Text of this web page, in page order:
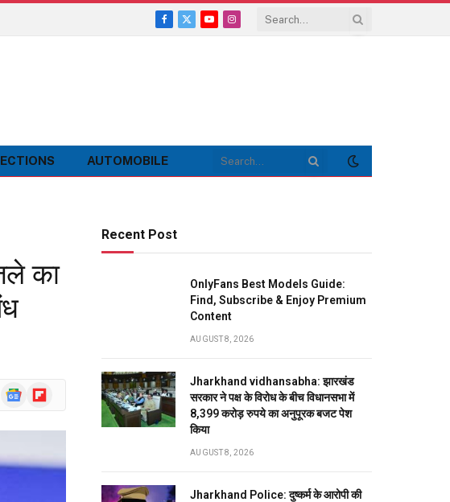
Facebook
X
YouTubeInstagram
AUTOMOBILE
का
GoogleFlipboard
Recent Post
OnlyFans Best Models Guide:
Find, Subscribe & Enjoy Premium
Content
AUGUST 8, 2026
Jharkhand vidhansabha: झारखंड
सरकार ने पक्ष के विरोध के बीच विधानसभा में
8,399 करोड़ रुपये का अनुपूरक बजट पेश
किया
AUGUST 8, 2026
Jharkhand Police: दुष्कर्म के आरोपी की